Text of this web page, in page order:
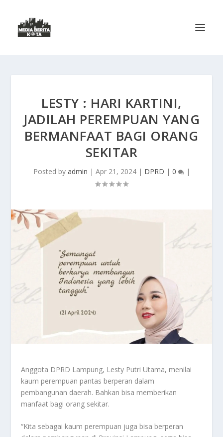
LESTY : HARI KARTINI,
JADILAH PEREMPUAN YANG
BERMANFAAT BAGI ORANG
SEKITAR
Posted by admin | Apr 21, 2024| DPRD | 0 |
Anggota DPRD Lampung, Lesty Putri Utama, menilai
kaum perempuan pantas berperan dalam
pembangunan daerah. Bahkan bisa memberikan
manfaat bagi orang sekitar.
“Kita sebagai kaum perempuan juga bisa berperan